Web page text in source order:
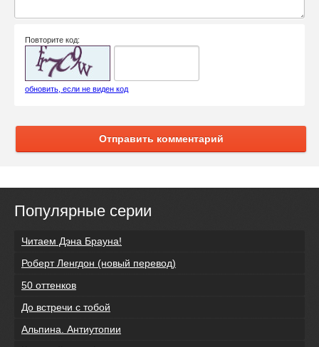
Повторите код:
обновить, если не виден код
Отправить комментарий
Популярные серии
Читаем Дэна Брауна!
Роберт Ленгдон (новый перевод)
50 оттенков
До встречи с тобой
Альпина. Антиутопии